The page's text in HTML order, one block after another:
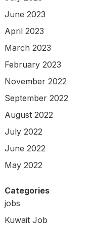
June 2023
April 2023
March 2023
February 2023
November 2022
September 2022
August 2022
July 2022
June 2022
May 2022
Categories
jobs
Kuwait Job